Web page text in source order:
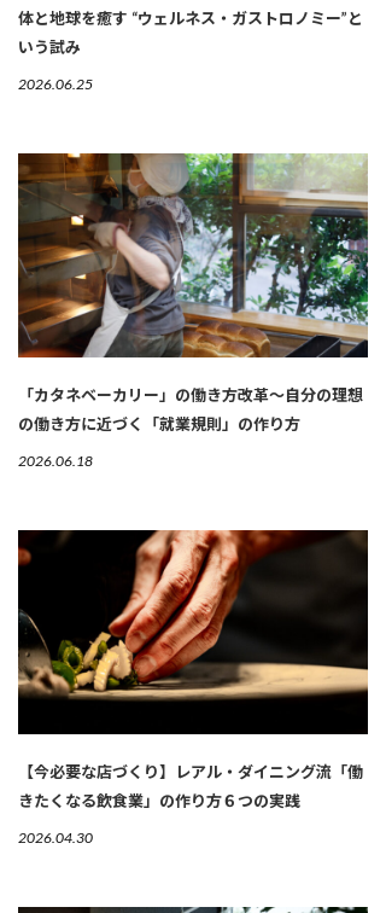
体と地球を癒す “ウェルネス・ガストロノミー”と
いう試み
2026.06.25
「カタネベーカリー」の働き方改革～自分の理想
の働き方に近づく「就業規則」の作り方
2026.06.18
【今必要な店づくり】レアル・ダイニング流「働
きたくなる飲食業」の作り方６つの実践
2026.04.30